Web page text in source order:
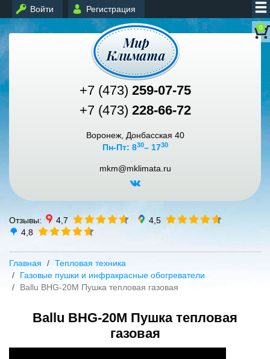
Войти Регистрация
0
+7 (473) 259-07-75
+7 (473) 228-66-72
Воронеж, Донбасская 40
Пн-Пт: 830– 1730
mkm@mklimata.ru
Отзывы: 4,7
4,5
4,8
Главная
Тепловая техника
Газовые пушки и инфракрасные обогреватели
Ballu BHG-20M Пушка тепловая газовая
Ballu BHG-20M Пушка тепловая
газовая